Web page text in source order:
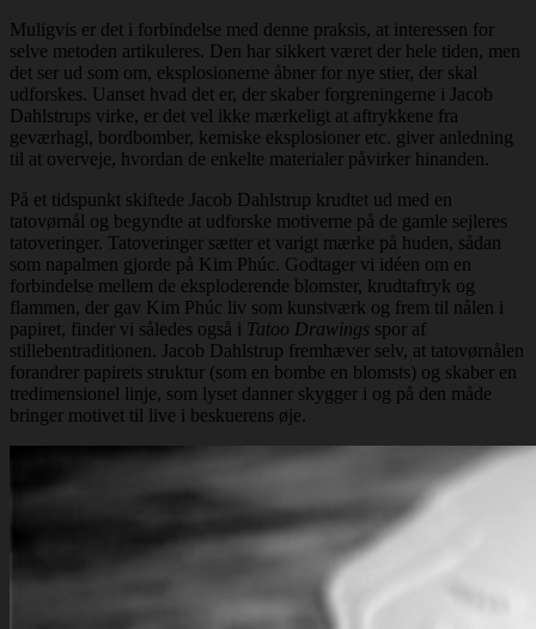
Muligvis er det i forbindelse med denne praksis, at interessen for
selve metoden artikuleres. Den har sikkert været der hele tiden, men
det ser ud som om, eksplosionerne åbner for nye stier, der skal
udforskes. Uanset hvad det er, der skaber forgreningerne i Jacob
Dahlstrups virke, er det vel ikke mærkeligt at aftrykkene fra
geværhagl, bordbomber, kemiske eksplosioner etc. giver anledning
til at overveje, hvordan de enkelte materialer påvirker hinanden.
På et tidspunkt skiftede Jacob Dahlstrup krudtet ud med en
tatovørnål og begyndte at udforske motiverne på de gamle sejleres
tatoveringer. Tatoveringer sætter et varigt mærke på huden, sådan
som napalmen gjorde på Kim Phúc. Godtager vi idéen om en
forbindelse mellem de eksploderende blomster, krudtaftryk og
flammen, der gav Kim Phúc liv som kunstværk og frem til nålen i
papiret, finder vi således også i Tatoo Drawings spor af
stillebentraditionen. Jacob Dahlstrup fremhæver selv, at tatovørnålen
forandrer papirets struktur (som en bombe en blomsts) og skaber en
tredimensionel linje, som lyset danner skygger i og på den måde
bringer motivet til live i beskuerens øje.